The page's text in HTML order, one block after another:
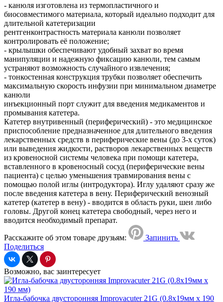
- канюля изготовлена из термопластичного и
биосовместимого материала, который идеально подходит для
длительной катетеризации
рентгенконтрастность материала канюли позволяет
контролировать её положение;
- крылышки обеспечивают удобный захват во время
манипуляции и надежную фиксацию канюли, тем самым
устраняют возможность случайного извлечения;
- тонкостенная конструкция трубки позволяет обеспечить
максимальную скорость инфузии при минимальном диаметре
канюли
инъекционный порт служит для введения медикаментов и
промывания катетера.
Катетер внутривенный (периферический) - это медицинское
приспособление предназначенное для длительного введения
лекарственных средств в периферические вены (до 3-х суток)
или выведения жидкости, растворов лекарственных веществ
из кровеносной системы человека при помощи катетера,
вставленного в кровеносный сосуд (периферические вены
пациента) с целью уменьшения травмирования вены с
помощью полой иглы (интродуктора). Иглу удаляют сразу же
после введения катетера в вену. Периферический венозный
катетер (катетер в вену) - вводится в область руки, шеи либо
головы. Другой конец катетера свободный, через него и
вводится необходимый препарат.
Расскажите об этом товаре друзьям:
Запинить
Поделиться
Возможно, вас заинтересует
Игла-бабочка двусторонняя Improvacuter 21G (0.8х19мм х 190